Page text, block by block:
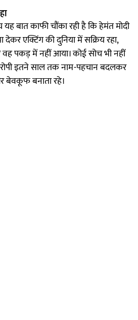
बात काफी चौंका रही है कि हेमंत मोदी
एक्टिंग की दुनिया में सक्रिय रहा,
पकड़ में नहीं आया। कोई सोच भी नहीं
इतने साल तक नाम-पहचान बदलकर
बेवकूफ बनाता रहे।